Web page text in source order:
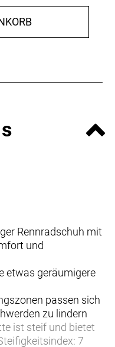
Rennradschuh mit
und
etwas geräumigere
passen sich
zu lindern
ist steif und bietet
7